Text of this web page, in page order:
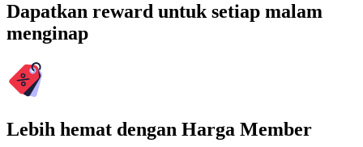
Dapatkan reward untuk setiap malam
menginap
Lebih hemat dengan Harga Member